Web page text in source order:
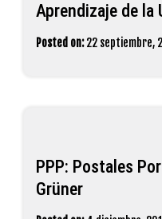
Aprendizaje de la
Posted on: 22 septiembre,
PPP: Postales
Grüner